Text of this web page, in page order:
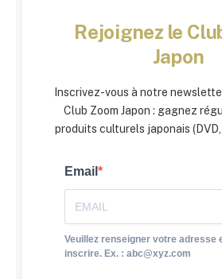
Rejoignez le
Japon
Inscrivez-vous à notre
Club Zoom Japon : gagnez
produits culturels japonais
Email
Veuillez renseigner votre adresse
inscrire. Ex. : abc@xyz.com